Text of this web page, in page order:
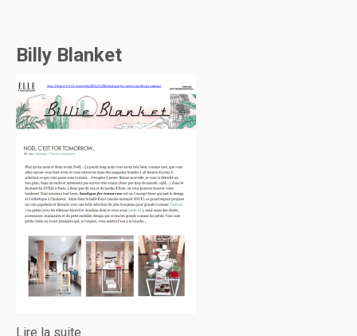
Billy Blanket
Lire la suite